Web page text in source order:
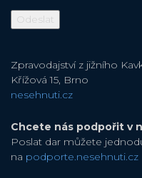
Zpravodajství z jižního
Křížová 15, Brno
nesehnuti.cz
Chcete nás podpořit v
Poslat dar můžete
na podporte.nesehnuti.cz